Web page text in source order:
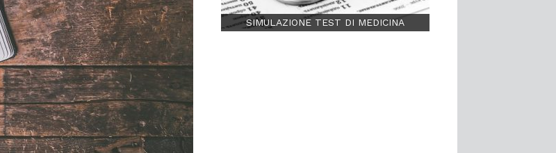
SIMULAZIONE TEST DI MEDICINA